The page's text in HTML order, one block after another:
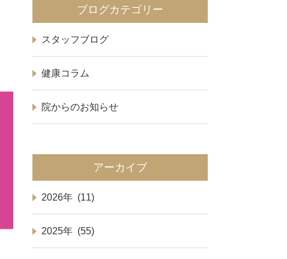
ブログカテゴリー
スタッフブログ
健康コラム
院からのお知らせ
アーカイブ
2026年 (11)
2025年 (55)